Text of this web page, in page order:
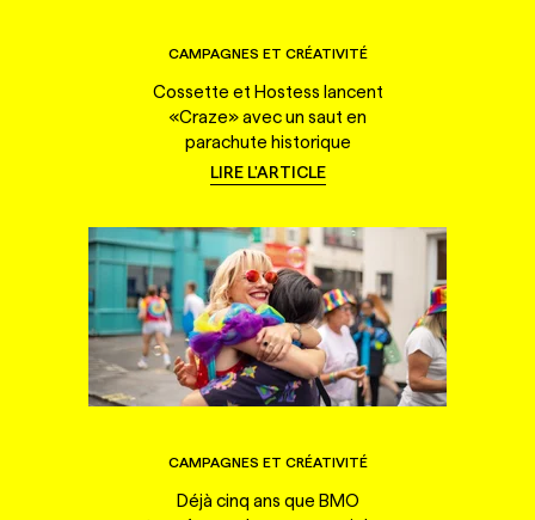
CAMPAGNES ET CRÉATIVITÉ
Cossette et Hostess lancent
«Craze» avec un saut en
parachute historique
LIRE L'ARTICLE
CAMPAGNES ET CRÉATIVITÉ
Déjà cinq ans que BMO